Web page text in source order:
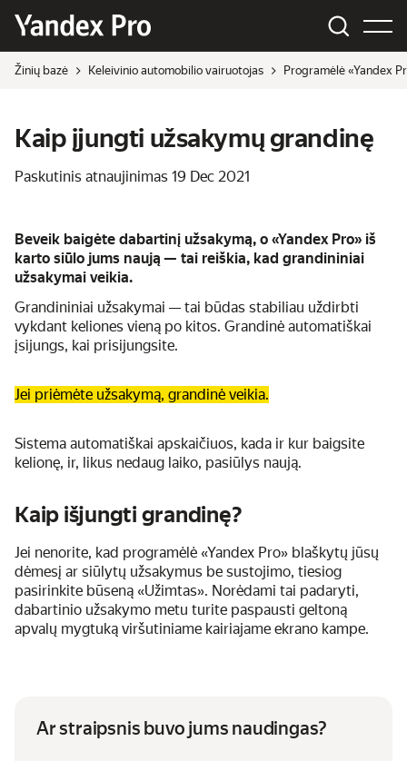
Žinių bazė Keleivinio automobilio vairuotojas Programėlė «Yandex
Kaip įjungti užsakymų grandinę
Paskutinis atnaujinimas 19 Dec 2021
Beveik baigėte dabartinį užsakymą, o «Yandex Pro» iš
karto siūlo jums naują — tai reiškia, kad grandininiai
užsakymai veikia.
Grandininiai užsakymai — tai būdas stabiliau uždirbti
vykdant keliones vieną po kitos. Grandinė automatiškai
įsijungs, kai prisijungsite.
Jei priėmėte užsakymą, grandinė veikia.
Sistema automatiškai apskaičiuos, kada ir kur baigsite
kelionę, ir, likus nedaug laiko, pasiūlys naują.
Kaip išjungti grandinę?
Jei nenorite, kad programėlė «Yandex Pro» blaškytų jūsų
dėmesį ar siūlytų užsakymus be sustojimo, tiesiog
pasirinkite būseną «Užimtas». Norėdami tai padaryti,
dabartinio užsakymo metu turite paspausti geltoną
apvalų mygtuką viršutiniame kairiajame ekrano kampe.
Ar straipsnis buvo jums naudingas?